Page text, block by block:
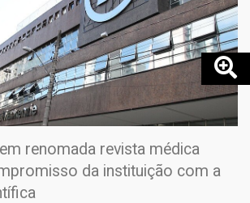
renomada revista médica
da instituição com a